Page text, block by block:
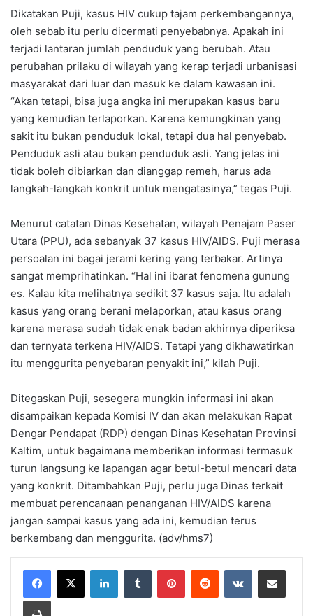
Dikatakan Puji, kasus HIV cukup tajam perkembangannya,
oleh sebab itu perlu dicermati penyebabnya. Apakah ini
terjadi lantaran jumlah penduduk yang berubah. Atau
perubahan prilaku di wilayah yang kerap terjadi urbanisasi
masyarakat dari luar dan masuk ke dalam kawasan ini.
“Akan tetapi, bisa juga angka ini merupakan kasus baru
yang kemudian terlaporkan. Karena kemungkinan yang
sakit itu bukan penduduk lokal, tetapi dua hal penyebab.
Penduduk asli atau bukan penduduk asli. Yang jelas ini
tidak boleh dibiarkan dan dianggap remeh, harus ada
langkah-langkah konkrit untuk mengatasinya,” tegas Puji.
Menurut catatan Dinas Kesehatan, wilayah Penajam Paser
Utara (PPU), ada sebanyak 37 kasus HIV/AIDS. Puji merasa
persoalan ini bagai jerami kering yang terbakar. Artinya
sangat memprihatinkan. “Hal ini ibarat fenomena gunung
es. Kalau kita melihatnya sedikit 37 kasus saja. Itu adalah
kasus yang orang berani melaporkan, atau kasus orang
karena merasa sudah tidak enak badan akhirnya diperiksa
dan ternyata terkena HIV/AIDS. Tetapi yang dikhawatirkan
itu menggurita penyebaran penyakit ini,” kilah Puji.
Ditegaskan Puji, sesegera mungkin informasi ini akan
disampaikan kepada Komisi IV dan akan melakukan Rapat
Dengar Pendapat (RDP) dengan Dinas Kesehatan Provinsi
Kaltim, untuk bagaimana memberikan informasi termasuk
turun langsung ke lapangan agar betul-betul mencari data
yang konkrit. Ditambahkan Puji, perlu juga Dinas terkait
membuat perencanaan penanganan HIV/AIDS karena
jangan sampai kasus yang ada ini, kemudian terus
berkembang dan menggurita. (adv/hms7)